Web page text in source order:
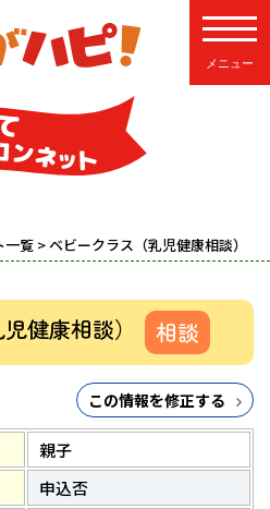
一覧 > ベビークラス（乳児健康相談）
健康相談） 相談
この情報を修正する
親子
申込否